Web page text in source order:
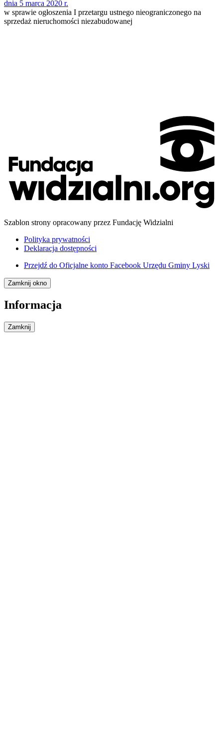
dnia 5 marca 2020 r.
w sprawie ogłoszenia I przetargu ustnego nieograniczonego na
sprzedaż nieruchomości niezabudowanej
Szablon strony opracowany przez Fundację Widzialni
Polityka prywatności
Deklaracja dostępności
Przejdź do Oficjalne konto Facebook Urzędu Gminy Lyski
Zamknij okno
Informacja
Zamknij